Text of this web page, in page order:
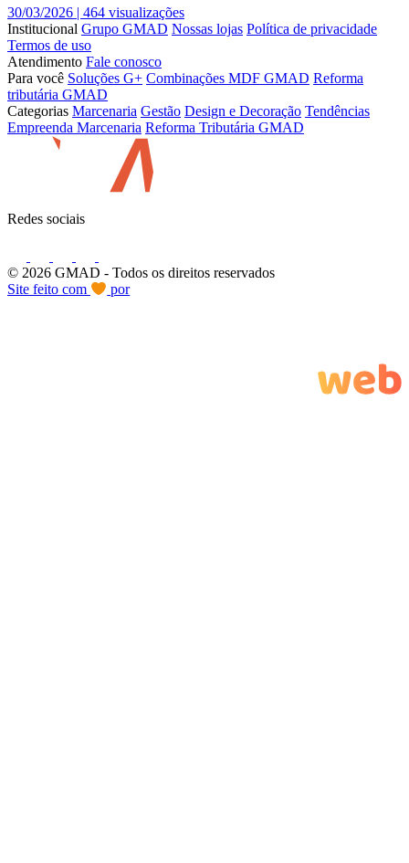
30/03/2026 | 464 visualizações
Institucional Grupo GMAD Nossas lojas Política de privacidade
Termos de uso
Atendimento Fale conosco
Para você Soluções G+ Combinações MDF GMAD Reforma
tributária GMAD
Categorias Marcenaria Gestão Design e Decoração Tendências
Empreenda Marcenaria Reforma Tributária GMAD
Redes sociais
© 2026 GMAD - Todos os direitos reservados
Site feito com
por